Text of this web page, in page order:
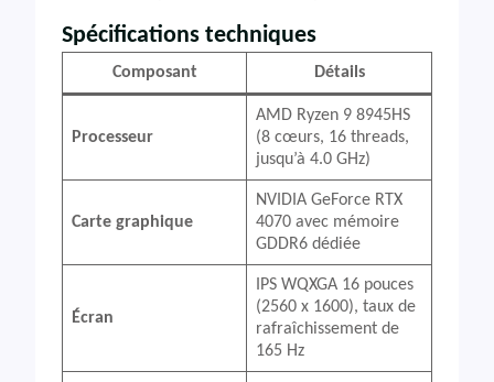
Spécifications techniques
Composant Détails
Processeur
AMD Ryzen 9 8945HS
(8 cœurs, 16 threads,
jusqu’à 4.0 GHz)
Carte graphique
NVIDIA GeForce RTX
4070 avec mémoire
GDDR6 dédiée
Écran
IPS WQXGA 16 pouces
(2560 x 1600), taux de
rafraîchissement de
165 Hz